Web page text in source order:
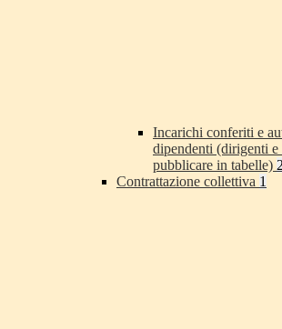
Incarichi conferiti e
dipendenti (dirigenti
pubblicare in tabelle) 2
Contrattazione collettiva 1